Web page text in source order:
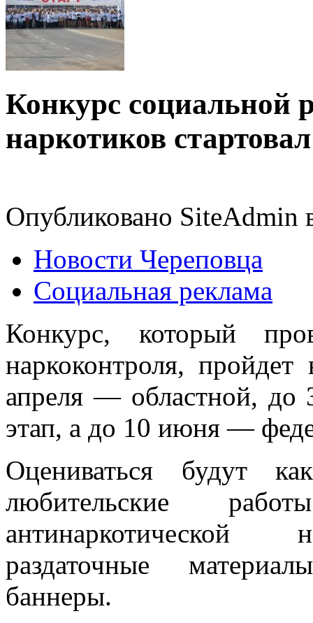
Конкурс социальной
наркотиков
Опубликовано SiteAdmin
Новости Череповца
Социальная реклама
Конкурс, который
наркоконтроля,
апреля — областной, до
этап, а до 10 июня —
Оцениваться будут
любительские
антинаркотической
раздаточные
баннеры.